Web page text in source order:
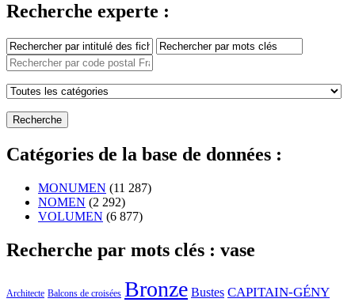
Recherche experte :
Catégories de la base de données :
MONUMEN (11 287)
NOMEN (2 292)
VOLUMEN (6 877)
Recherche par mots clés : vase
Architecte Balcons de croisées Bronze Bustes CAPITAIN-GÉNY